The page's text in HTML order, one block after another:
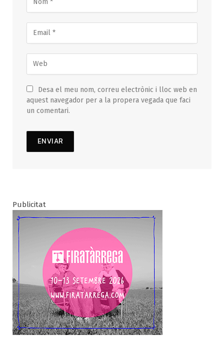
Desa el meu nom, correu electrònic i lloc web en
aquest navegador per a la propera vegada que faci
un comentari.
Publicitat